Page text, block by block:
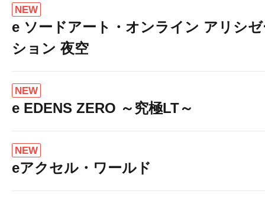
NEW
e ソードアート・オンライン アリシ
ション 夜空
NEW
e EDENS ZERO ～究極LT～
NEW
eアクセル・ワールド